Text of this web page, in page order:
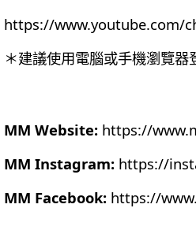
https://www.youtube.com/
＊建議使用電腦或手機瀏覽
MM Website: https://
MM Instagram: https://
MM Facebook: https://